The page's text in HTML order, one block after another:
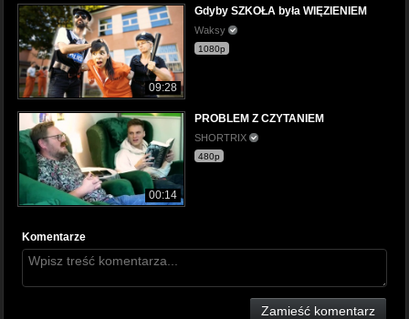
09:28
Gdyby SZKOŁA była WIĘZIENIEM
Waksy
1080p
00:14
PROBLEM Z CZYTANIEM
SHORTRIX
480p
Komentarze
Zamieść komentarz